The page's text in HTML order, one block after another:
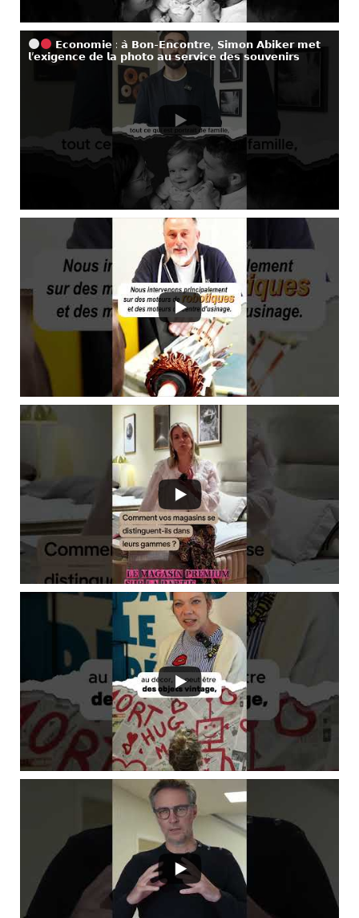
𝗘𝗰𝗼𝗻𝗼𝗺𝗶𝗲 : 𝗮̀ 𝗕𝗼𝗻-𝗘𝗻𝗰𝗼𝗻𝘁𝗿𝗲, 𝗦𝗶𝗺𝗼𝗻 𝗔𝗯𝗶𝗸𝗲𝗿 𝗺𝗲𝘁
𝗹’𝗲𝘅𝗶𝗴𝗲𝗻𝗰𝗲 𝗱𝗲 𝗹𝗮 𝗽𝗵𝗼𝘁𝗼 𝗮𝘂 𝘀𝗲𝗿𝘃𝗶𝗰𝗲 𝗱𝗲𝘀 𝘀𝗼𝘂𝘃𝗲𝗻𝗶𝗿𝘀